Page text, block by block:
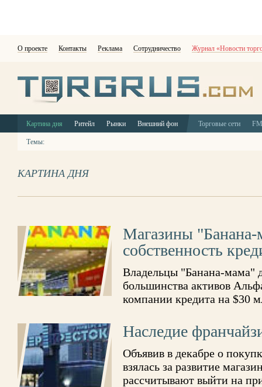
О проекте Контакты Реклама Сотрудничество Журнал «Новости
Картина дня Ритейл Рынки Внешний фон Торговые сети
Темы:
КАРТИНА ДНЯ
Магазины "Банана-
собственность
Владельцы "Банана-мама"
большинства активов
компании кредита на $30
Наследие
Объявив в декабре о
взялась за развитие
рассчитывают выйти на